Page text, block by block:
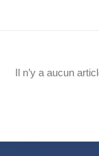
Il n’y a aucun